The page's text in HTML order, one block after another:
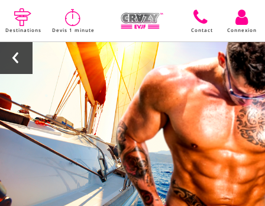
Destinations Devis 1 minute Contact Connexion